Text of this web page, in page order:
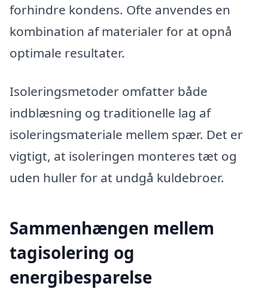
forhindre kondens. Ofte anvendes en
kombination af materialer for at opnå
optimale resultater.
Isoleringsmetoder omfatter både
indblæsning og traditionelle lag af
isoleringsmateriale mellem spær. Det er
vigtigt, at isoleringen monteres tæt og
uden huller for at undgå kuldebroer.
Sammenhængen mellem
tagisolering og
energibesparelse